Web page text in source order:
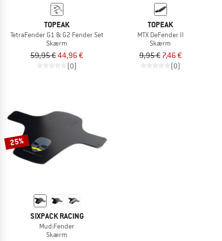
TOPEAK
TetraFender G1 & G2 Fender Set
Skærm
59,95 €44,96 €
(0)
TOPEAK
MTX DeFender II
Skærm
9,95 € 7,46 €
(0)
25%
SIXPACK RACING
Mud:Fender
Skærm